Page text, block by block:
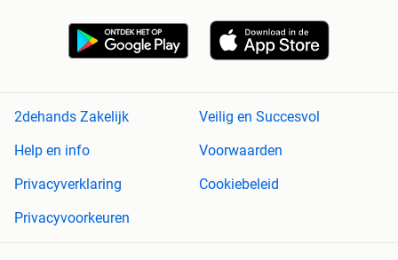
2dehands Zakelijk
Veilig en Succesvol
Help en info
Voorwaarden
Privacyverklaring
Cookiebeleid
Privacyvoorkeuren